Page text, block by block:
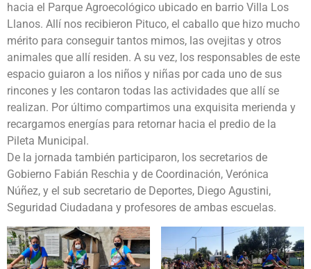
hacia el Parque Agroecológico ubicado en barrio Villa Los
Llanos. Allí nos recibieron Pituco, el caballo que hizo mucho
mérito para conseguir tantos mimos, las ovejitas y otros
animales que allí residen. A su vez, los responsables de este
espacio guiaron a los niños y niñas por cada uno de sus
rincones y les contaron todas las actividades que allí se
realizan. Por último compartimos una exquisita merienda y
recargamos energías para retornar hacia el predio de la
Pileta Municipal.
De la jornada también participaron, los secretarios de
Gobierno Fabián Reschia y de Coordinación, Verónica
Núñez, y el sub secretario de Deportes, Diego Agustini,
Seguridad Ciudadana y profesores de ambas escuelas.